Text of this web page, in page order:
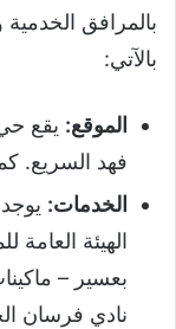
بالمرافق الخدمية
بالآتي:
الموقع: يقع
فهد السريع.
الخدمات:
الهيئة
بعسير –
نادي فرسان